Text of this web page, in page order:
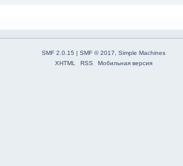
SMF 2.0.15 | SMF © 2017
Simple Machines
XHTML
RSS Мобильная версия